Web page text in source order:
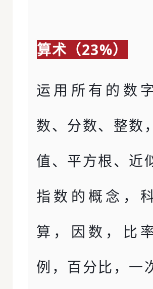
算术（23%）
运用所有的数
数、分数、整数
值、平方根、近
指数的概念，
算，因数，比
例，百分比，一